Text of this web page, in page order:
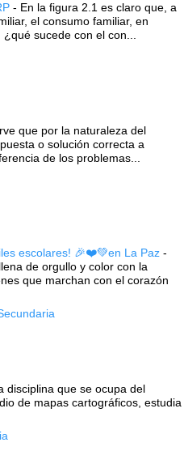
- En la figura 2.1 es claro que, a
el consumo familiar, en
sucede con el con...
que por la naturaleza del
o solución correcta a
de los problemas...
escolares! 🎉❤️💚en La Paz -
de orgullo y color con la
que marchan con el corazón
disciplina que se ocupa del
de mapas cartográficos, estudia